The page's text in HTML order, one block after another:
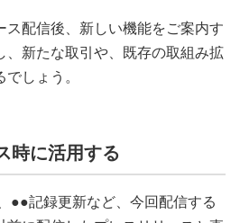
ス配信後、新しい機能をご案内す
、新たな取引や、既存の取組み拡
しょう。
時に活用する
●●記録更新など、今回配信する